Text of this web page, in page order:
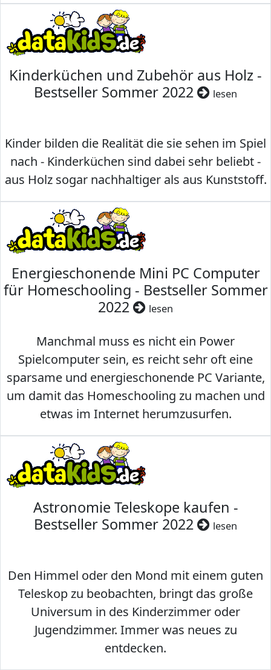
Kinderküchen und Zubehör aus Holz -
Bestseller Sommer 2022
lesen
Kinder bilden die Realität die sie sehen im Spiel
nach - Kinderküchen sind dabei sehr beliebt -
aus Holz sogar nachhaltiger als aus Kunststoff.
Energieschonende Mini PC Computer
für Homeschooling - Bestseller Sommer
2022
lesen
Manchmal muss es nicht ein Power
Spielcomputer sein, es reicht sehr oft eine
sparsame und energieschonende PC Variante,
um damit das Homeschooling zu machen und
etwas im Internet herumzusurfen.
Astronomie Teleskope kaufen -
Bestseller Sommer 2022
lesen
Den Himmel oder den Mond mit einem guten
Teleskop zu beobachten, bringt das große
Universum in des Kinderzimmer oder
Jugendzimmer. Immer was neues zu
entdecken.